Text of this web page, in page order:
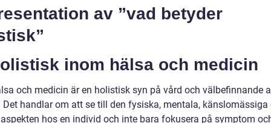
av ”vad betyder
inom hälsa och medicin
och medicin är en holistisk syn på vård och välbefinnande
Det handlar om att se till den fysiska, mentala, känslomässiga
hos en individ och inte bara fokusera på symptom